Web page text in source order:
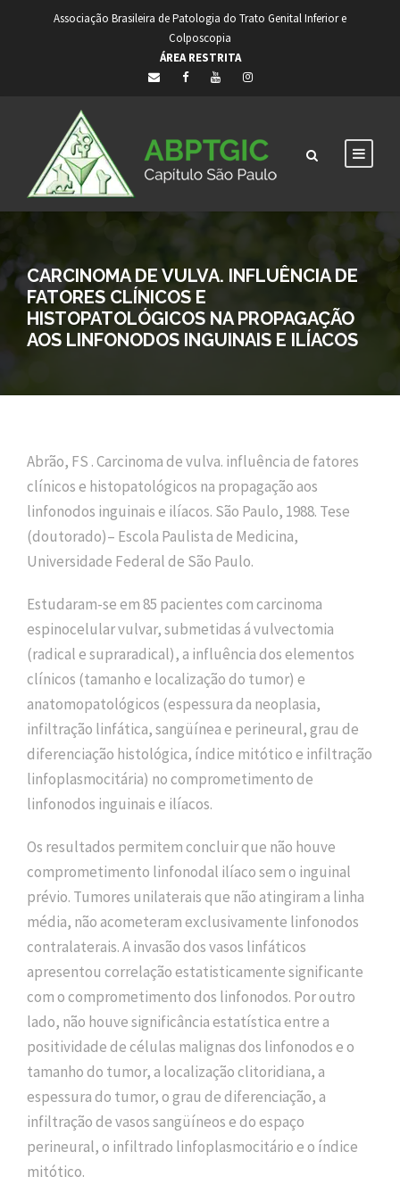
Associação Brasileira de Patologia do Trato Genital Inferior e
Colposcopia
ÁREA RESTRITA
CARCINOMA DE VULVA. INFLUÊNCIA DE
FATORES CLÍNICOS E
HISTOPATOLÓGICOS NA PROPAGAÇÃO
AOS LINFONODOS INGUINAIS E ILÍACOS
Abrão, FS . Carcinoma de vulva. influência de fatores
clínicos e histopatológicos na propagação aos
linfonodos inguinais e ilíacos. São Paulo, 1988. Tese
(doutorado)– Escola Paulista de Medicina,
Universidade Federal de São Paulo.
Estudaram-se em 85 pacientes com carcinoma
espinocelular vulvar, submetidas á vulvectomia
(radical e supraradical), a influência dos elementos
clínicos (tamanho e localização do tumor) e
anatomopatológicos (espessura da neoplasia,
infiltração linfática, sangüínea e perineural, grau de
diferenciação histológica, índice mitótico e infiltração
linfoplasmocitária) no comprometimento de
linfonodos inguinais e ilíacos.
Os resultados permitem concluir que não houve
comprometimento linfonodal ilíaco sem o inguinal
prévio. Tumores unilaterais que não atingiram a linha
média, não acometeram exclusivamente linfonodos
contralaterais. A invasão dos vasos linfáticos
apresentou correlação estatisticamente significante
com o comprometimento dos linfonodos. Por outro
lado, não houve significância estatística entre a
positividade de células malignas dos linfonodos e o
tamanho do tumor, a localização clitoridiana, a
espessura do tumor, o grau de diferenciação, a
infiltração de vasos sangüíneos e do espaço
perineural, o infiltrado linfoplasmocitário e o índice
mitótico.